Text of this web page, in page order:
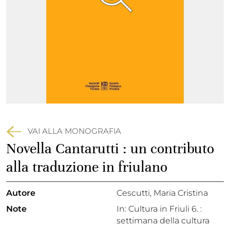
VAI ALLA MONOGRAFIA
Novella Cantarutti : un contributo
alla traduzione in friulano
Autore
Cescutti, Maria Cristina
Note
In: Cultura in Friuli 6. :
settimana della cultura